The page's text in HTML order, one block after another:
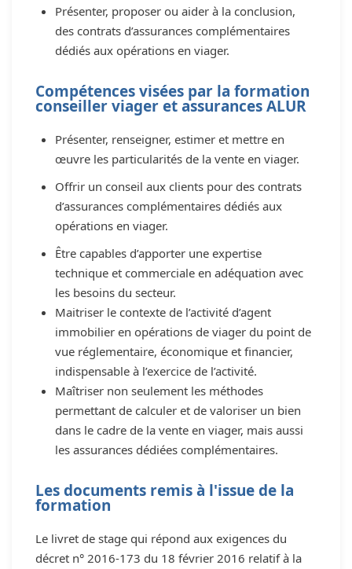
Présenter, proposer ou aider à la conclusion,
des contrats d’assurances complémentaires
dédiés aux opérations en viager.
Compétences visées par la formation
conseiller viager et assurances ALUR
Présenter, renseigner, estimer et mettre en
œuvre les particularités de la vente en viager.
Offrir un conseil aux clients pour des contrats
d’assurances complémentaires dédiés aux
opérations en viager.
Être capables d’apporter une expertise
technique et commerciale en adéquation avec
les besoins du secteur.
Maitriser le contexte de l’activité d’agent
immobilier en opérations de viager du point de
vue réglementaire, économique et financier,
indispensable à l’exercice de l’activité.
Maîtriser non seulement les méthodes
permettant de calculer et de valoriser un bien
dans le cadre de la vente en viager, mais aussi
les assurances dédiées complémentaires.
Les documents remis à l'issue de la
formation
Le livret de stage qui répond aux exigences du
décret n° 2016-173 du 18 février 2016 relatif à la